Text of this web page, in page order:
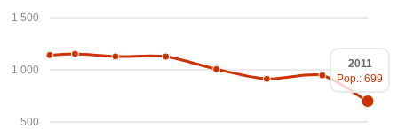
500
1 000
1 500
2011
Pop.: 699